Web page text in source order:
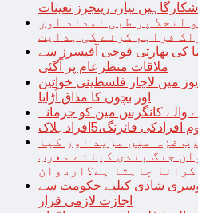
شکارگاہیں تیار، رینجرز تعینات
انخلا پر طبی امداد اور
فراہم کرنے کی ہدایت
کی بھارتی فوجی آفیسرز سے
ملاقات منظرعام پر آگئی
میں لاچار فلسطینی خواتین
اور بچوں کا مذاق اُڑایا
والے کانگرس مین کو جرمانہ
فائرنگ،5افرادہلاک
غزہ میں مزید اور کیا
جنگ بندی کیلئے مغرب
چاہتا ہے؟اردوان
شادی کیلیے حکومت سے
اجازت لازمی قرار